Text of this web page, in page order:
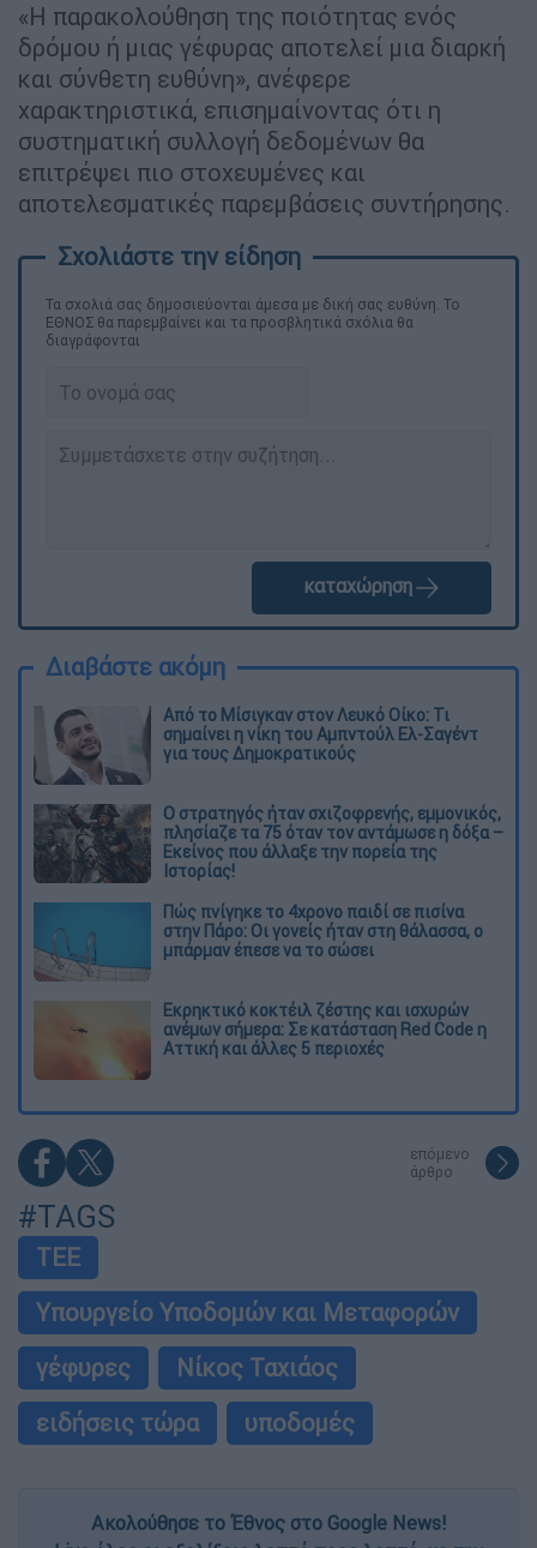
«Η παρακολούθηση της ποιότητας ενός
δρόμου ή μιας γέφυρας αποτελεί μια διαρκή
και σύνθετη ευθύνη», ανέφερε
χαρακτηριστικά, επισημαίνοντας ότι η
συστηματική συλλογή δεδομένων θα
επιτρέψει πιο στοχευμένες και
αποτελεσματικές παρεμβάσεις συντήρησης.
Τα σχολιά σας δημοσιεύονται άμεσα με δική σας ευθύνη. Το
ΕΘΝΟΣ θα παρεμβαίνει και τα προσβλητικά σχόλια θα
διαγράφονται
καταχώρηση
Διαβάστε ακόμη
Από το Μίσιγκαν στον Λευκό Οίκο: Τι
σημαίνει η νίκη του Αμπντούλ Ελ-Σαγέντ
για τους Δημοκρατικούς
O στρατηγός ήταν σχιζοφρενής, εμμονικός,
πλησίαζε τα 75 όταν τον αντάμωσε η δόξα –
Εκείνος που άλλαξε την πορεία της
Ιστορίας!
Πώς πνίγηκε το 4χρονο παιδί σε πισίνα
στην Πάρο: Οι γονείς ήταν στη θάλασσα, ο
μπάρμαν έπεσε να το σώσει
Εκρηκτικό κοκτέιλ ζέστης και ισχυρών
ανέμων σήμερα: Σε κατάσταση Red Code η
Αττική και άλλες 5 περιοχές
επόμενο
άρθρο
#TAGS
ΤΕΕ
Υπουργείο Υποδομών και Μεταφορών
γέφυρες
Νίκος Ταχιάος
ειδήσεις τώρα
υποδομές
Ακολούθησε το Έθνος στο Google News!